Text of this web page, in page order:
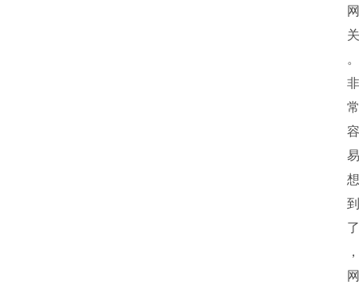
网
关
。
非
常
容
易
想
到
了
，
网